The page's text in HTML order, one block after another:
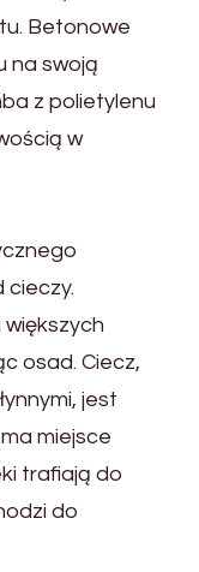
Betonowe
na swoją
z polietylenu
w
cieczy.
osad. Ciecz,
jest
miejsce
trafiają do
do